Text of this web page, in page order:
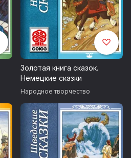
Золотая книга сказок.
Немецкие сказки
Народное творчество